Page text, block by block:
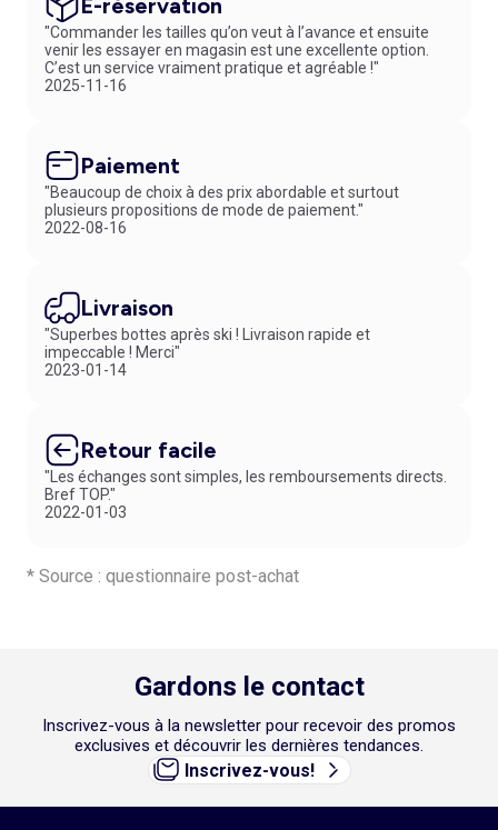
E-réservation
"Commander les tailles qu’on veut à l’avance et ensuite
venir les essayer en magasin est une excellente option.
C’est un service vraiment pratique et agréable !"
2025-11-16
Paiement
"Beaucoup de choix à des prix abordable et surtout
plusieurs propositions de mode de paiement."
2022-08-16
Livraison
"Superbes bottes après ski ! Livraison rapide et
impeccable ! Merci"
2023-01-14
Retour facile
"Les échanges sont simples, les remboursements directs.
Bref TOP."
2022-01-03
* Source : questionnaire post-achat
Gardons le contact
Inscrivez-vous à la newsletter pour recevoir des promos
exclusives et découvrir les dernières tendances.
Inscrivez-vous!